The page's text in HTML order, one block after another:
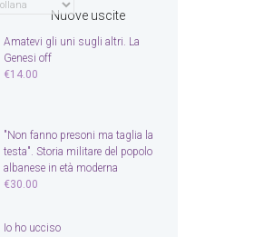
Nuove uscite
Amatevi gli uni sugli altri. La
Genesi off
€14.00
"Non fanno presoni ma taglia la
testa". Storia militare del popolo
albanese in età moderna
€30.00
Io ho ucciso